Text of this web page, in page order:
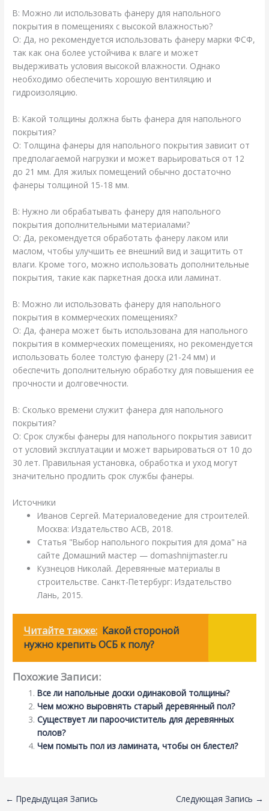
В: Можно ли использовать фанеру для напольного
покрытия в помещениях с высокой влажностью?
О: Да, но рекомендуется использовать фанеру марки ФСФ,
так как она более устойчива к влаге и может
выдерживать условия высокой влажности. Однако
необходимо обеспечить хорошую вентиляцию и
гидроизоляцию.
В: Какой толщины должна быть фанера для напольного
покрытия?
О: Толщина фанеры для напольного покрытия зависит от
предполагаемой нагрузки и может варьироваться от 12
до 21 мм. Для жилых помещений обычно достаточно
фанеры толщиной 15-18 мм.
В: Нужно ли обрабатывать фанеру для напольного
покрытия дополнительными материалами?
О: Да, рекомендуется обработать фанеру лаком или
маслом, чтобы улучшить ее внешний вид и защитить от
влаги. Кроме того, можно использовать дополнительные
покрытия, такие как паркетная доска или ламинат.
В: Можно ли использовать фанеру для напольного
покрытия в коммерческих помещениях?
О: Да, фанера может быть использована для напольного
покрытия в коммерческих помещениях, но рекомендуется
использовать более толстую фанеру (21-24 мм) и
обеспечить дополнительную обработку для повышения ее
прочности и долговечности.
В: Сколько времени служит фанера для напольного
покрытия?
О: Срок службы фанеры для напольного покрытия зависит
от условий эксплуатации и может варьироваться от 10 до
30 лет. Правильная установка, обработка и уход могут
значительно продлить срок службы фанеры.
Источники
Иванов Сергей. Материаловедение для строителей.
Москва: Издательство АСВ, 2018.
Статья "Выбор напольного покрытия для дома" на
сайте Домашний мастер — domashnijmaster.ru
Кузнецов Николай. Деревянные материалы в
строительстве. Санкт-Петербург: Издательство
Лань, 2015.
Читайте также: Какой стороной
нужно крепить ОСБ к полу?
Похожие Записи:
Все ли напольные доски одинаковой толщины?
Чем можно выровнять старый деревянный пол?
Существует ли пароочиститель для деревянных
полов?
Чем помыть пол из ламината, чтобы он блестел?
← Предыдущая Запись Следующая Запись →